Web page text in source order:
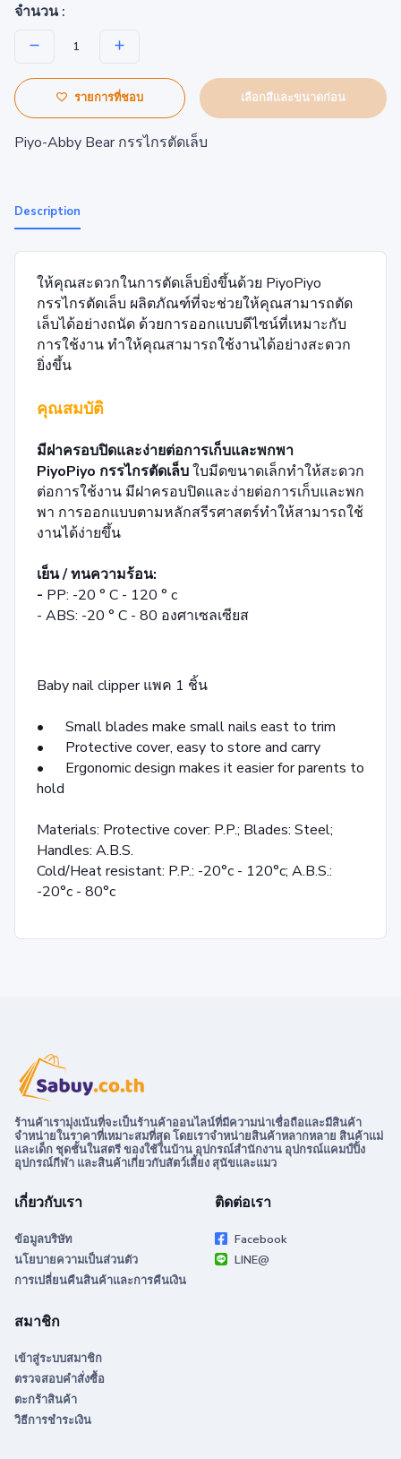
จำนวน :
รายการที่ชอบ เลือกสีและขนาดก่อน
Piyo-Abby Bear กรรไกรตัดเล็บ
Description
ให้คุณสะดวกในการตัดเล็บยิ่งขึ้นด้วย PiyoPiyo
กรรไกรตัดเล็บ ผลิตภัณฑ์ที่จะช่วยให้คุณสามารถตัด
เล็บได้อย่างถนัด ด้วยการออกเเบบดีไซน์ที่เหมาะกับ
การใช้งาน ทำให้คุณสามารถใช้งานได้อย่างสะดวก
ยิ่งขึ้น
คุณสมบัติ
มีฝาครอบปิดและง่ายต่อการเก็บและพกพา
PiyoPiyo กรรไกรตัดเล็บใบมีดขนาดเล็กทำให้สะดวก
ต่อการใช้งาน มีฝาครอบปิดและง่ายต่อการเก็บและพก
พา การออกแบบตามหลักสรีรศาสตร์ทำให้สามารถใช้
งานได้ง่ายขึ้น
เย็น / ทนความร้อน:
- PP: -20 ° C - 120 ° c
- ABS: -20 ° C - 80 องศาเซลเซียส
Baby nail clipper แพค 1 ชิ้น
• Small blades make small nails east to trim
• Protective cover, easy to store and carry
• Ergonomic design makes it easier for parents to
hold
Materials: Protective cover: P.P.; Blades: Steel;
Handles: A.B.S.
Cold/Heat resistant: P.P.: -20°c - 120°c; A.B.S.:
-20°c - 80°c
ร้านค้าเรามุ่งเน้นที่จะเป็นร้านค้าออนไลน์ที่มีความน่าเชื่อถือและมีสินค้า
จำหน่ายในราคาที่เหมาะสมที่สุด โดยเราจำหน่ายสินค้าหลากหลาย สินค้าแม่
และเด็ก ชุดชั้นในสตรี ของใช้ในบ้าน อุปกรณ์สำนักงาน อุปกรณ์แคมป์ปิ้ง
อุปกรณ์กีฬา และสินค้าเกี่ยวกับสัตว์เลี้ยง สุนัขและแมว
เกี่ยวกับเรา
ข้อมูลบริษัท
นโยบายความเป็นส่วนตัว
การเปลี่ยนคืนสินค้าและการคืนเงิน
ติดต่อเรา
Facebook
LINE@
สมาชิก
เข้าสู่ระบบสมาชิก
ตรวจสอบคำสั่งซื้อ
ตะกร้าสินค้า
วิธีการชำระเงิน